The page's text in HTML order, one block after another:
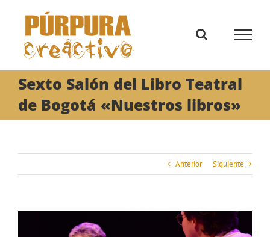
contenido
Sexto Salón del Libro Teatral
de Bogotá «Nuestros libros»
Anterior Siguiente